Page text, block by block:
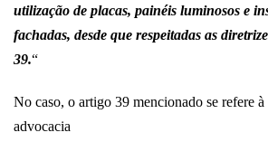
utilização de placas, painéis luminosos e
fachadas, desde que respeitadas as
39.“
No caso, o artigo 39 mencionado se refere
advocacia